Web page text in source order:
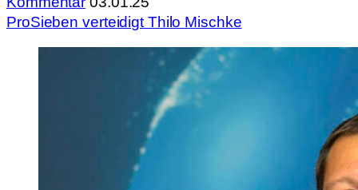
ProSieben verteidigt Thilo Mischke